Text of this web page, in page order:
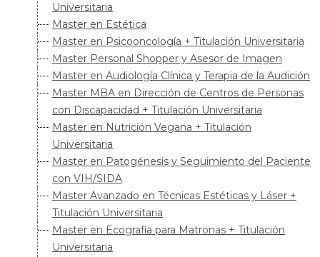
Universitaria
Master en Estética
Master en Psicooncología + Titulación Universitaria
Master Personal Shopper y Asesor de Imagen
Master en Audiología Clínica y Terapia de la Audición
Master MBA en Dirección de Centros de Personas
con Discapacidad + Titulación Universitaria
Master en Nutrición Vegana + Titulación
Universitaria
Master en Patogénesis y Seguimiento del Paciente
con VIH/SIDA
Master Avanzado en Técnicas Estéticas y Láser +
Titulación Universitaria
Master en Ecografía para Matronas + Titulación
Universitaria